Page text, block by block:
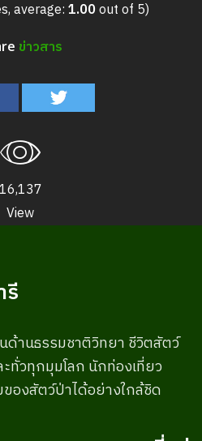
average:1.00out of 5)
ข่าวสาร
16,137
View
รี
ด้านธรรมชาติวิทยา ชีวิตสัตว์
ทั่วทุกมุมโลก นักท่องเที่ยว
งสัตว์ป่าได้อย่างใกล้ชิด